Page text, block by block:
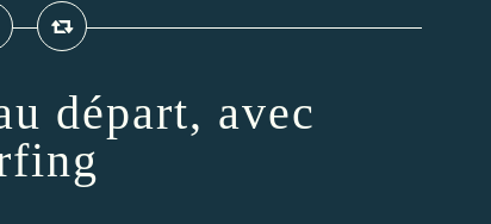
départ, avec